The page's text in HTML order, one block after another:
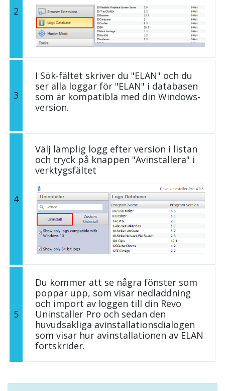
2
3
I Sök-fältet skriver du "ELAN" och du
ser alla loggar för "ELAN" i databasen
som är kompatibla med din Windows-
version.
4
Välj lämplig logg efter version i listan
och tryck på knappen "Avinstallera" i
verktygsfältet
5
Du kommer att se några fönster som
poppar upp, som visar nedladdning
och import av loggen till din Revo
Uninstaller Pro och sedan den
huvudsakliga avinstallationsdialogen
som visar hur avinstallationen av ELAN
fortskrider.